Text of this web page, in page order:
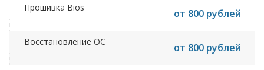
Прошивка Bios от 800 рублей
Восстановление ОС от 800 рублей